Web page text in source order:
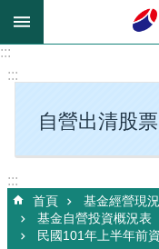
跳到主要內容區塊
:::
:::
自營出清股票
:::
首頁 基金經營現況
基金自營投資概況表
民國101年上半年前